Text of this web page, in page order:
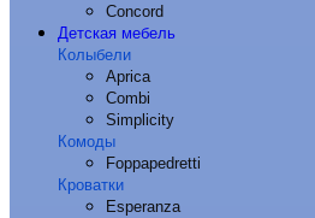
Concord
Детская мебель
Колыбели
Aprica
Combi
Simplicity
Комоды
Foppapedretti
Кроватки
Esperanza